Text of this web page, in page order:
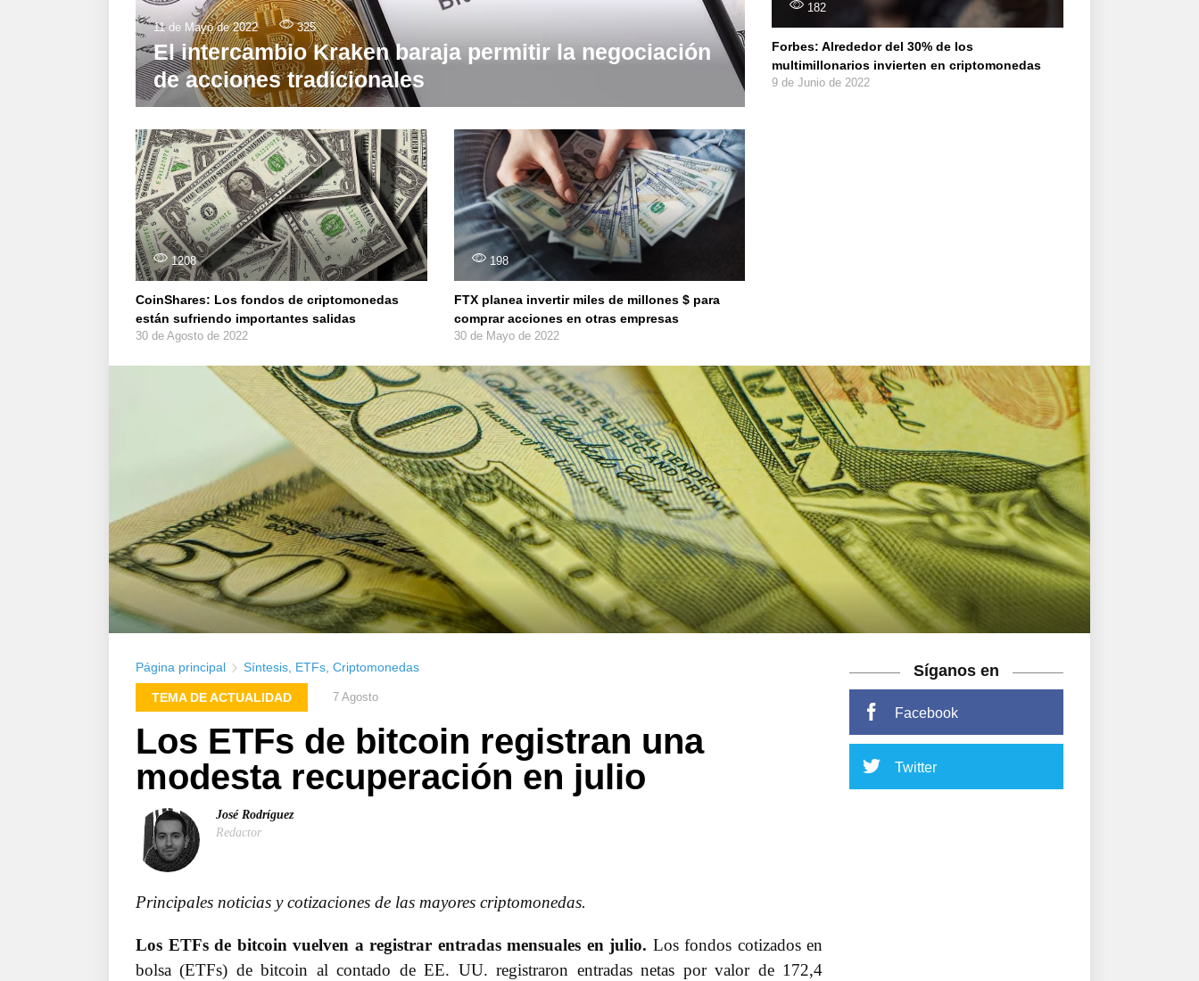
11 de Mayo de 2022 325
El intercambio Kraken baraja permitir la negociación
de acciones tradicionales
182
Forbes: Alrededor del 30% de los
multimillonarios invierten en criptomonedas
9 de Junio de 2022
1208
CoinShares: Los fondos de criptomonedas
están sufriendo importantes salidas
30 de Agosto de 2022
198
FTX planea invertir miles de millones $ para
comprar acciones en otras empresas
30 de Mayo de 2022
Página principal Síntesis ETFs Criptomonedas
TEMA DE ACTUALIDAD 7 Agosto
Los ETFs de bitcoin registran una
modesta recuperación en julio
José Rodríguez
Redactor
Principales noticias y cotizaciones de las mayores criptomonedas.
Los ETFs de bitcoin vuelven a registrar entradas mensuales en julio. Los fondos cotizados en
bolsa (ETFs) de bitcoin al contado de EE. UU. registraron entradas netas por valor de 172,4
Síganos en
Facebook
Twitter